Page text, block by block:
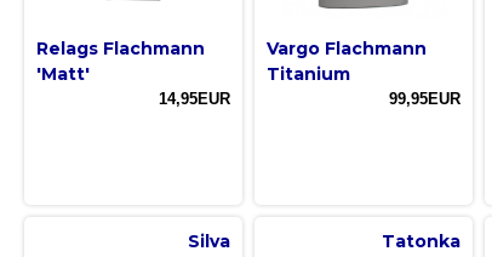
Relags Flachmann
'Matt'
14,95EUR
Vargo Flachmann
Titanium
99,95EUR
Silva Tatonka